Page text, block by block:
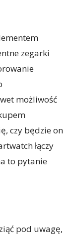
zegarki
możliwość
czy będzie on
łączy
to pytanie
pod uwagę,